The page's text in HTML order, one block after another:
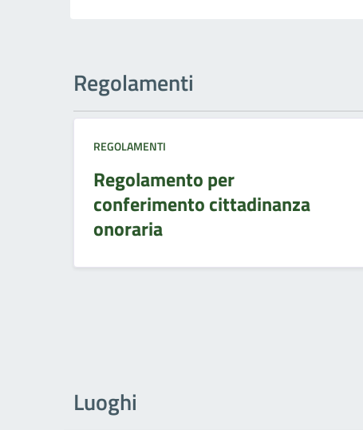
Regolamenti
REGOLAMENTI
Regolamento per
conferimento cittadinanza
onoraria
Luoghi